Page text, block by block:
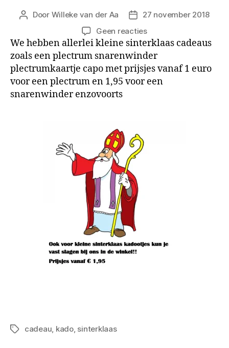
Door Willeke van der Aa
27 november 2018
Geen reacties
We hebben allerlei kleine sinterklaas cadeaus
zoals een plectrum snarenwinder
plectrumkaartje capo met prijsjes vanaf 1 euro
voor een plectrum en 1,95 voor een
snarenwinder enzovoorts
cadeau kado, sinterklaas